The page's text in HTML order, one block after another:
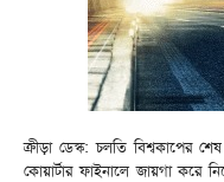
ক্রীড়া ডেস্ক: চলতি বিশ্বকাপের
কোয়ার্টার ফাইনালে জায়গা করে